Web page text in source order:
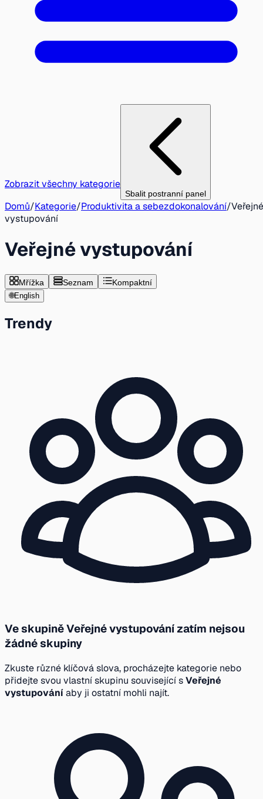
Zobrazit všechny kategorie
Sbalit postranní panel
Domů/Kategorie/Produktivita a sebezdokonalování/Veřejné
vystupování
Veřejné vystupování
Mřížka Seznam Kompaktní
🌐English
Trendy
Ve skupině Veřejné vystupování zatím nejsou
žádné skupiny
Zkuste různé klíčová slova, procházejte kategorie nebo
přidejte svou vlastní skupinu související sVeřejné
vystupováníaby ji ostatní mohli najít.